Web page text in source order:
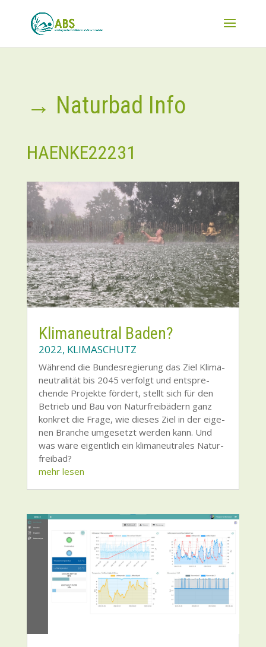
→ Naturbad Info
HAENKE22231
Kli­ma­neu­tral Baden?
2022, KLIMASCHUTZ
Wäh­rend die Bun­des­re­gie­rung das Ziel Kli­ma­
neu­tra­li­tät bis 2045 ver­folgt und ent­spre­
chen­de Pro­jek­te för­dert, stellt sich für den
Betrieb und Bau von Natur­frei­bä­dern ganz
kon­kret die Fra­ge, wie die­ses Ziel in der eige­
nen Bran­che umge­setzt wer­den kann. Und
was wäre eigent­lich ein kli­ma­neu­tra­les Natur­
frei­bad?
mehr lesen